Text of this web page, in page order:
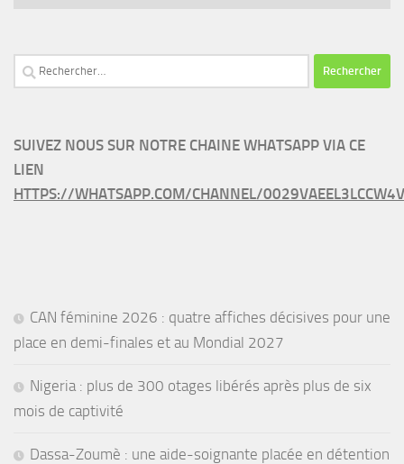
Rechercher :
SUIVEZ NOUS SUR NOTRE CHAINE WHATSAPP VIA CE
LIEN
HTTPS://WHATSAPP.COM/CHANNEL/
CAN féminine 2026 : quatre affiches décisives pour une
place en demi-finales et au Mondial 2027
Nigeria : plus de 300 otages libérés après plus de six
mois de captivité
Dassa-Zoumè : une aide-soignante placée en détention